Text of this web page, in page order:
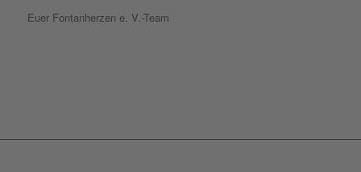
Euer Fontanherzen e. V.-Team